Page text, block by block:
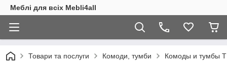
Меблі для всіх Mebli4all
Товари та послуги Комоди, тумби Комоды и тумбы